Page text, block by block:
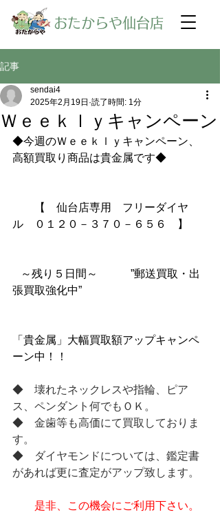
​おたからや仙台店
記事
Ｗｅｅｋｌｙキャンペーン
sendai4
2025年2月19日 読了時間: 1分
◆今週のＷｅｅｋｌｙキャンペーン、
高額買取り商品は貴金属です◆
【　仙台店専用　フリーダイヤ
ル　０１２０－３７０－６５６　】
～残り５日間～　　　”郵送買取・出
張買取強化中”
「貴金属」大幅買取額アップキャンペ
ーン中！！
◆　壊れたネックレスや指輪、ピア
ス、ペンダント何でもＯＫ。
◆　金歯等も高価にて買取しておりま
す。
◆　ダイヤモンドについては、鑑定書
があれば更に査定がアップ致します。
是非、この機会にご利用下さい。